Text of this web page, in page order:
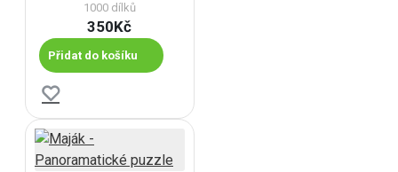
1000 dílků
350Kč
Přidat do košíku